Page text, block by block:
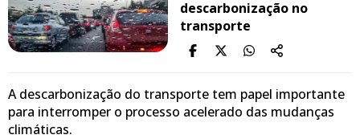
descarbonização no
transporte
A descarbonização do transporte tem papel importante
para interromper o processo acelerado das mudanças
climáticas.